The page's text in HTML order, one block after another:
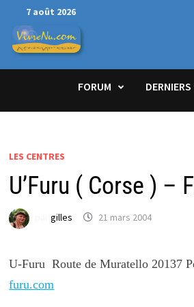
Passer
contenu
7 août 2026
FORUM
LES CENTRES
U’Furu ( Corse ) –
pargilles 21 mars 2004
U-Furu Route de Muratello 20137
furu.com